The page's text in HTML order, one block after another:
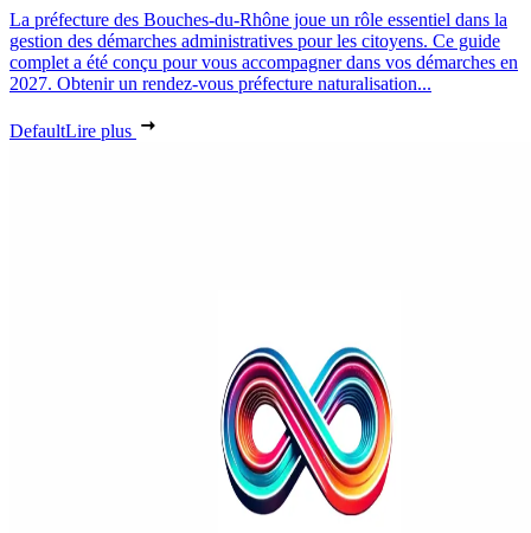
La préfecture des Bouches-du-Rhône joue un rôle essentiel dans la
gestion des démarches administratives pour les citoyens. Ce guide
complet a été conçu pour vous accompagner dans vos démarches en
2027. Obtenir un rendez-vous préfecture naturalisation...
DefaultLire plus